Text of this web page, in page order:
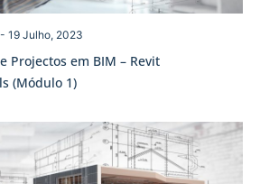
Projectos em BIM – Revit
(Módulo 1)
- 19 Julho, 2023